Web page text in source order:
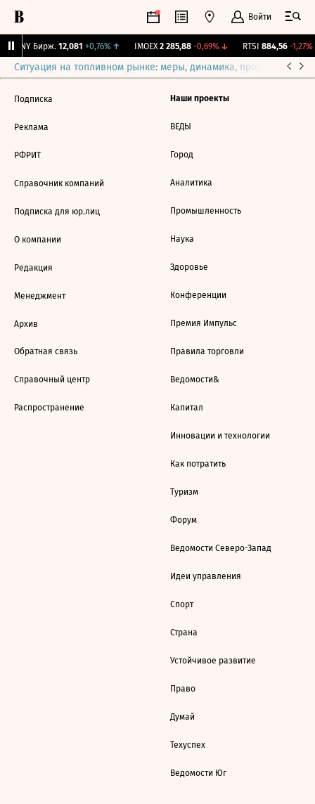
Войти
CNY Бирж. 12,081 +0,76%↑ IMOEX 2 285,88 -0,69%↓ RTSI 884,56 -1,27%
Ситуация на топливном рынке: меры, динамика, прогнозы
Подписка
Реклама
РФРИТ
Справочник компаний
Подписка для юр.лиц
О компании
Редакция
Менеджмент
Архив
Обратная связь
Справочный центр
Распространение
Наши проекты
ВЕДЫ
Город
Аналитика
Промышленность
Наука
Здоровье
Конференции
Премия Импульс
Правила торговли
Ведомости&
Капитал
Инновации и технологии
Как потратить
Туризм
Форум
Ведомости Северо-Запад
Идеи управления
Спорт
Страна
Устойчивое развитие
Право
Думай
Техуспех
Ведомости Юг